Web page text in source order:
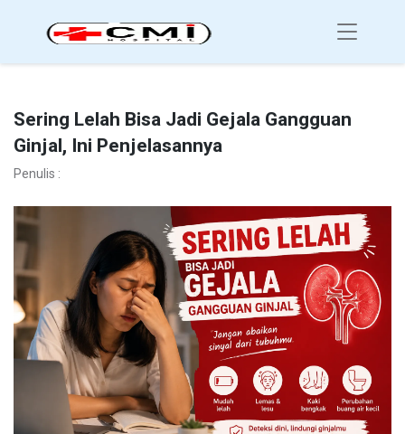
Sering Lelah Bisa Jadi Gejala Gangguan
Ginjal, Ini Penjelasannya
Penulis :